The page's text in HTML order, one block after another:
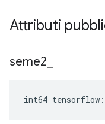
Attributi
seme2
int64